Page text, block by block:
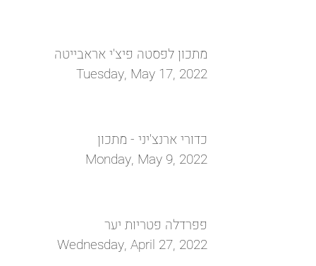
מתכון לפסטה פיצ'י אראבייטה
Tuesday, May 17, 2022
כדורי ארנצ'יני - מתכון
Monday, May 9, 2022
פפרדלה פטריות יער
Wednesday, April 27, 2022